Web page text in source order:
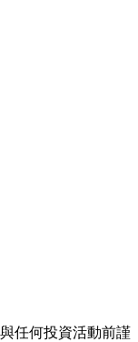
任何投資活動前謹